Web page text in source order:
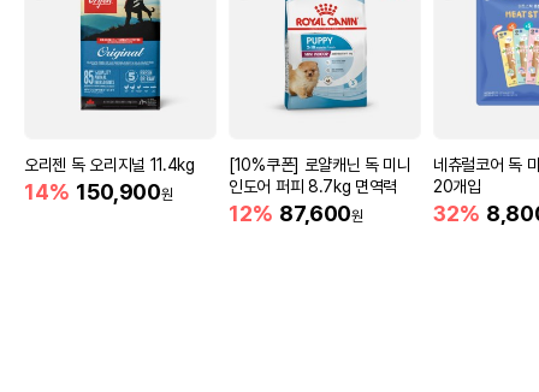
오리젠 독 오리지널 11.4kg
14% 150,900원
[10%쿠폰] 로얄캐닌 독 미니
인도어 퍼피 8.7kg 면역력
12% 87,600원
네츄럴코어 독
20개입
32%